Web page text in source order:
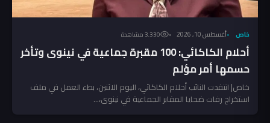
خاص أغسطس 10, 2026 3٬330 مشاهدة
أحلام الكاكائي: 100 مقبرة جماعية في نينوى وتأخر
حسمها أمر مؤلم
خاص| انتقدت النائب أحلام الكاكائي، اليوم الاثنين، بطء العمل في ملف
استخراج رفات ضحايا المقابر الجماعية في نينوى،...